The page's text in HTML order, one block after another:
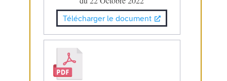
Télécharger le document